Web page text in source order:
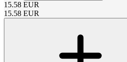
15.58 EUR
15.58 EUR